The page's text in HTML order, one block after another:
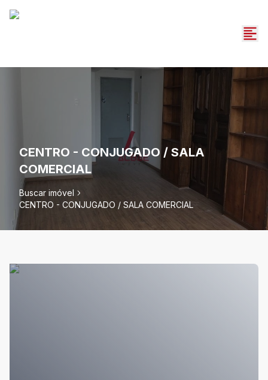
CENTRO - CONJUGADO / SALA
COMERCIAL
Buscar imóvel
CENTRO - CONJUGADO / SALA COMERCIAL